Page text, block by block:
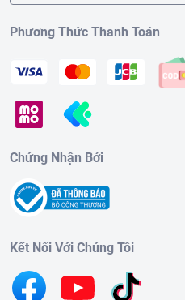
Phương Thức Thanh Toán
Chứng Nhận Bởi
Kết Nối Với Chúng Tôi